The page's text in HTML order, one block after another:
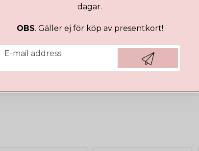
Ida
Jätte trevlig fil som är skön
Sandra Elisabeth
dagar.
OBS. Gäller ej för köp av presentkort!
email
E-mail address
Hämta kod